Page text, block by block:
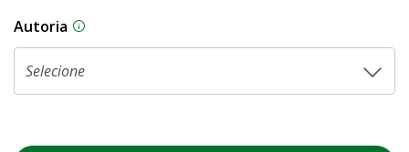
Autoria As proposições legislativas na CLDF podem